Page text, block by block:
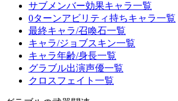
サブメンバー効果キャラ一覧
0ターンアビリティ持ちキャラ一覧
最終キャラ/召喚石一覧
キャラ/ジョブスキン一覧
キャラ年齢/身長一覧
グラブル出演声優一覧
クロスフェイト一覧